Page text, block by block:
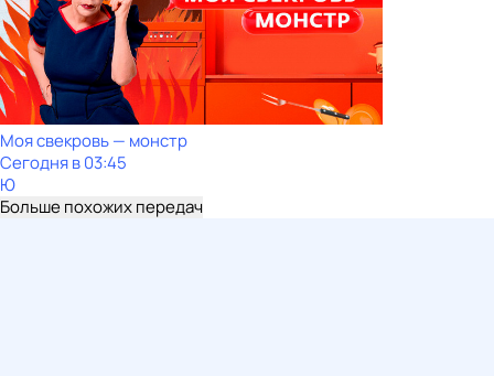
Моя свекровь — монстр
Сегодня в 03:45
Ю
Больше похожих передач